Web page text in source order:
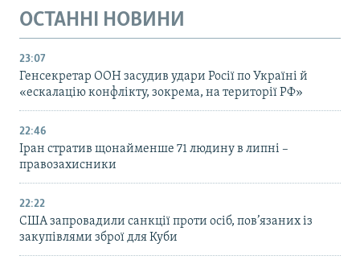
ОСТАННІ НОВИНИ
23:07
Генсекретар ООН засудив удари Росії по Україні й
«ескалацію конфлікту, зокрема, на території РФ»
22:46
Іран стратив щонайменше 71 людину в липні –
правозахисники
22:22
США запровадили санкції проти осіб, пов’язаних із
закупівлями зброї для Куби